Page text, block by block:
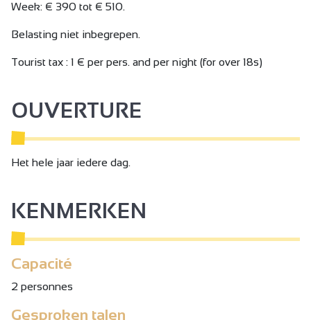
Week: € 390 tot € 510.
Belasting niet inbegrepen.
Tourist tax : 1 € per pers. and per night (for over 18s)
OUVERTURE
Het hele jaar iedere dag.
KENMERKEN
Capacité
2 personnes
Gesproken talen